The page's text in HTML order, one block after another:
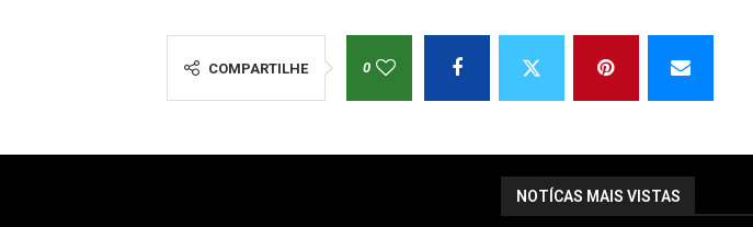
COMPARTILHE 0
NOTÍCAS MAIS VISTAS